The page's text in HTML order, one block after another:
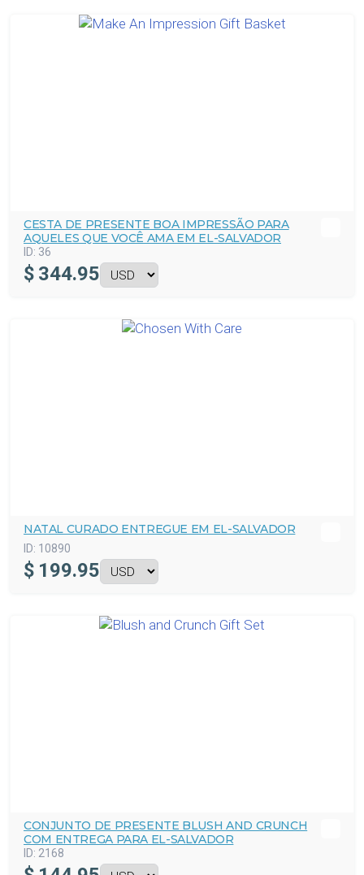
CESTA DE PRESENTE BOA IMPRESSÃO PARA
AQUELES QUE VOCÊ AMA EM EL-SALVADOR
ID: 36
$ 344.95
NATAL CURADO ENTREGUE EM EL-SALVADOR
ID: 10890
$ 199.95
CONJUNTO DE PRESENTE BLUSH AND CRUNCH
COM ENTREGA PARA EL-SALVADOR
ID: 2168